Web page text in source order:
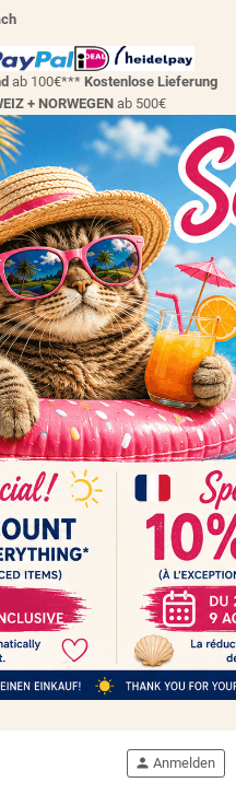
ab 100€*** Kostenlose Lieferung
+ NORWEGEN ab 500€
person Anmelden